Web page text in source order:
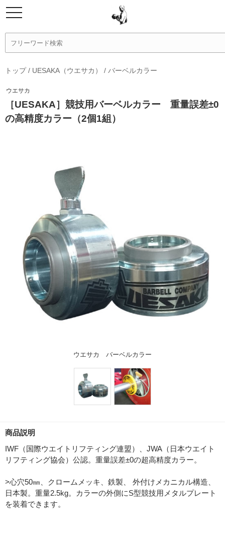
トップ/ UESAKA（ウエサカ） / バーベルカラー
ウエサカ
［UESAKA］競技用バーベルカラー 重量誤差±0
の高精度カラー（2個1組）
ウエサカ バーベルカラー
商品説明
IWF（国際ウエイトリフティング連盟）、JWA（日本ウエイト
リフティング協会）公認。重量誤差±0の超高精度カラー。
>心穴50㎜、クロームメッキ、鉄製、 外付けメカニカル構造、
日本製。重量2.5kg。カラーの外側にS型競技用メタルプレート
を装着できます。